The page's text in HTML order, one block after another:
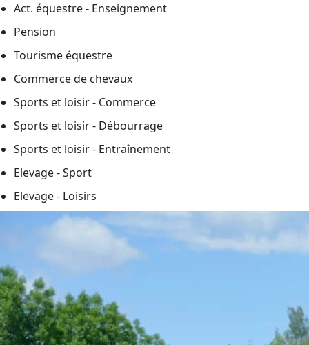
Act. équestre - Enseignement
Pension
Tourisme équestre
Commerce de chevaux
Sports et loisir - Commerce
Sports et loisir - Débourrage
Sports et loisir - Entraînement
Elevage - Sport
Elevage - Loisirs